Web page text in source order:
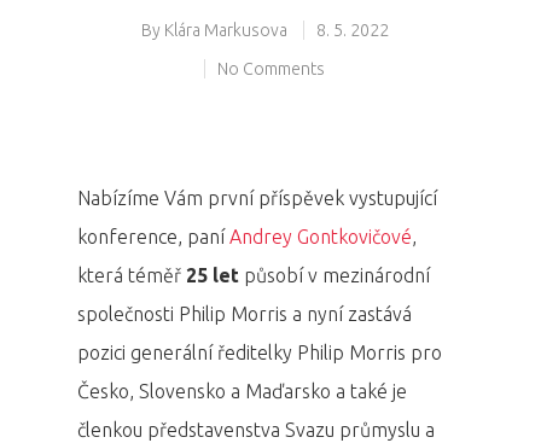
By Klára Markusova
8. 5. 2022
No Comments
Nabízíme Vám první příspěvek vystupující
konference, paníAndrey Gontkovičové,
která téměř 25 let působí v mezinárodní
společnosti Philip Morris a nyní zastává
pozici generální ředitelky Philip Morris pro
Česko, Slovensko a Maďarsko a také je
členkou představenstva Svazu průmyslu a